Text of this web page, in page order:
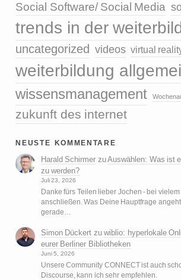
Social Software/ Social Media
trends in der
uncategorized videos virtual
weiterbildung
wissensmanagement
zukunft des internet
neuste kommentare
Harald Schirmer zuAuswählen: Was ist
zu werden?
Juli 23, 2026
Danke fürs Teilen lieber Jochen - bei
anschließen. Was Deine Hauptfrage
gerade…
Simon Dückert zuwiblio: hyperlokale
eurer Berliner Bibliotheken
Juni 5, 2026
Unsere Community CONNECT ist auch
Discourse, kann ich sehr empfehlen.